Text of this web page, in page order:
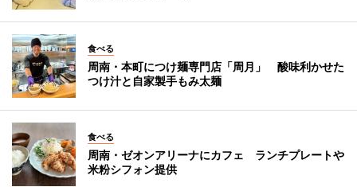
食べる
周南・本町につけ麺専門店「周月」 酸味利かせた
つけ汁と自家製手もみ太麺
食べる
周南・ゼオンアリーナにカフェ ランチプレートや
米粉シフォン提供